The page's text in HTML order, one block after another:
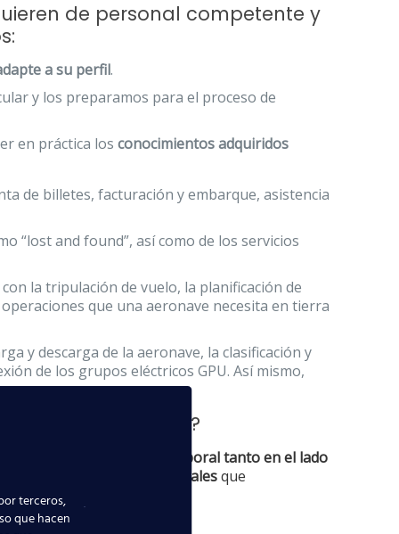
de personal competente y
a su perfil.
y los preparamos para el proceso de
en práctica losconocimientos adquiridos
de billetes, facturación y embarque, asistencia
“lost and found”, así como de los servicios
la tripulación de vuelo, la planificación de
que una aeronave necesita en tierra
y descarga de la aeronave, la clasificación y
de los grupos eléctricos GPU. Así mismo,
?
para obtener un puesto laboral tanto en el lado
actividades esencialesque
terceros,
que hacen